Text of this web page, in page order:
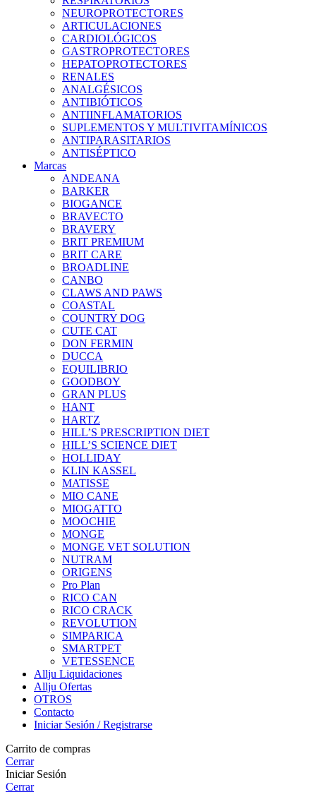
NEUROPROTECTORES
ARTICULACIONES
CARDIOLÓGICOS
GASTROPROTECTORES
HEPATOPROTECTORES
RENALES
ANALGÉSICOS
ANTIBIÓTICOS
ANTIINFLAMATORIOS
SUPLEMENTOS Y MULTIVITAMÍNICOS
ANTIPARASITARIOS
ANTISÉPTICO
Marcas
ANDEANA
BARKER
BIOGANCE
BRAVECTO
BRAVERY
BRIT PREMIUM
BRIT CARE
BROADLINE
CANBO
CLAWS AND PAWS
COASTAL
COUNTRY DOG
CUTE CAT
DON FERMIN
DUCCA
EQUILIBRIO
GOODBOY
GRAN PLUS
HANT
HARTZ
HILL’S PRESCRIPTION DIET
HILL’S SCIENCE DIET
HOLLIDAY
KLIN KASSEL
MATISSE
MIO CANE
MIOGATTO
MOOCHIE
MONGE
MONGE VET SOLUTION
NUTRAM
ORIGENS
Pro Plan
RICO CAN
RICO CRACK
REVOLUTION
SIMPARICA
SMARTPET
VETESSENCE
Allju Liquidaciones
Allju Ofertas
OTROS
Contacto
Iniciar Sesión / Registrarse
Carrito de compras
Cerrar
Iniciar Sesión
Cerrar